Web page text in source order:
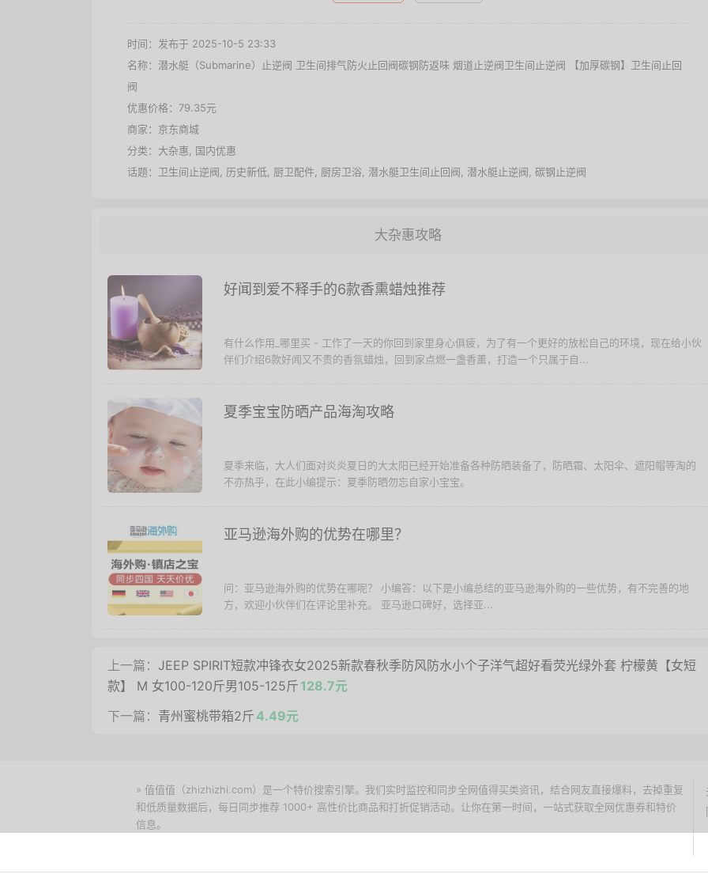
时间：发布于 2025-10-5 23:33
名称： 潜水艇（Submarine）止逆阀 卫生间排气防火止回阀碳钢防返味 烟道止逆阀卫生间止逆阀 【加厚碳钢】卫生间止回
阀
优惠价格： 79.35元
商家： 京东商城
分类： 大杂惠
国内优惠
话题： 卫生间止逆阀 历史新低 厨卫配件 厨房卫浴 潜水艇卫生间止回阀 潜水艇止逆阀 碳钢止逆阀
大杂惠攻略
好闻到爱不释手的6款香熏蜡烛推荐
有什么作用_哪里买 - 工作了一天的你回到家里身心俱疲，为了有一个更好的放松自己的环境，现在给小伙
伴们介绍6款好闻又不贵的香氛蜡烛，回到家点燃一盏香薰，打造一个只属于自...
夏季宝宝防晒产品海淘攻略
夏季来临，大人们面对炎炎夏日的大太阳已经开始准备各种防晒装备了，防晒霜、太阳伞、遮阳帽等淘的
不亦热乎，在此小编提示：夏季防晒勿忘自家小宝宝。
亚马逊海外购的优势在哪里？
问：亚马逊海外购的优势在哪呢？ 小编答：以下是小编总结的亚马逊海外购的一些优势，有不完善的地
方，欢迎小伙伴们在评论里补充。 亚马逊口碑好，选择亚...
上一篇： JEEP SPIRIT短款冲锋衣女2025新款春秋季防风防水小个子洋气超好看荧光绿外套 柠檬黄【女短
款】 M 女100-120斤男105-125斤 128.7元
下一篇： 青州蜜桃带箱2斤 4.49元
» 值值值（zhizhizhi.com）是一个特价搜索引擎。我们实时监控和同步全网值得买类资讯，结合网友直接爆料，去掉重复
和低质量数据后，每日同步推荐 1000+ 高性价比商品和打折促销活动。让你在第一时间，一站式获取全网优惠券和特价
信息。